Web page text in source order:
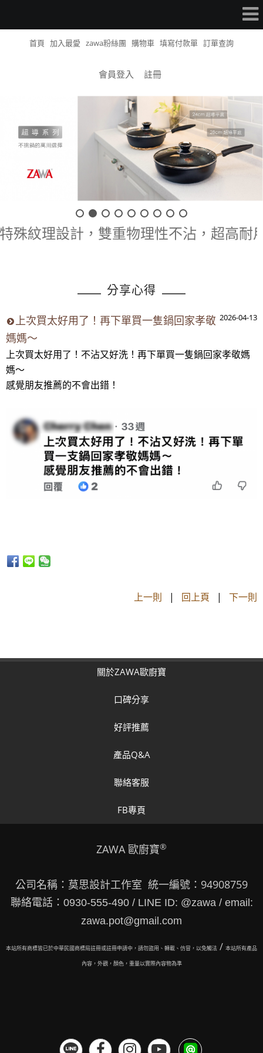
首頁 加入最愛 zawa粉絲團 購物車 填寫付款單 訂單查詢
會員登入 註冊
紋理設計，雙重物理性不沾，超高耐
分享心得
2026-04-13
​上次買太好用了！再下單買一隻鍋回家孝敬
媽媽～
上次買太好用了！不沾又好洗！再下單買一隻鍋回家孝敬媽
媽～
感覺朋友推薦的不會出錯！
上一則 | 回上頁 | 下一則
關於ZAWA歐廚寶
口碑分享
好評推薦
產品Q&A
聯絡客服
FB專頁
ZAWA 歐廚寶®
公司名稱：莫思設計工作室 統一編號：94908759
聯絡電話：0930-555-490 / LINE ID: @zawa / email:
zawa.pot@gmail.com
本站所有商標皆已於中華民國商標局註冊或註冊申請中，請勿盜用、轉載、仿冒，以免觸法 / 本站所有產品
內容，外觀，顏色，重量以實際內容物為準